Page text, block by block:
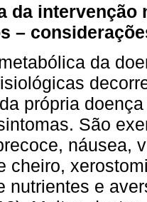
da
–
da
própria
São
náusea,
cheiro,
nutrientes e